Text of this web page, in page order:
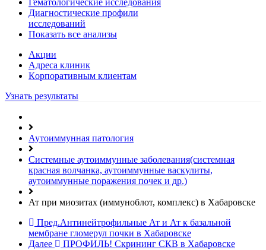
Гематологические исследования
Диагностические профили
исследований
Показать все анализы
Акции
Адреса клиник
Кoрпоративным клиентам
Узнать результаты
Аутоиммунная патология
Системные аутоиммунные заболевания(системная
красная волчанка, аутоиммунные васкулиты,
аутоиммунные поражения почек и др.)
Ат при миозитах (иммуноблот, комплекс) в Хабаровске
Пред.Антинейтрофильные Ат и Ат к базальной
мембране гломерул почки в Хабаровске
Далее
ПРОФИЛЬ! Скрининг СКВ в Хабаровске